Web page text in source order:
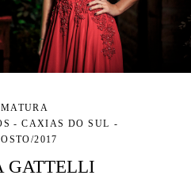
- CAXIAS DO SUL
2017
GATTELLI